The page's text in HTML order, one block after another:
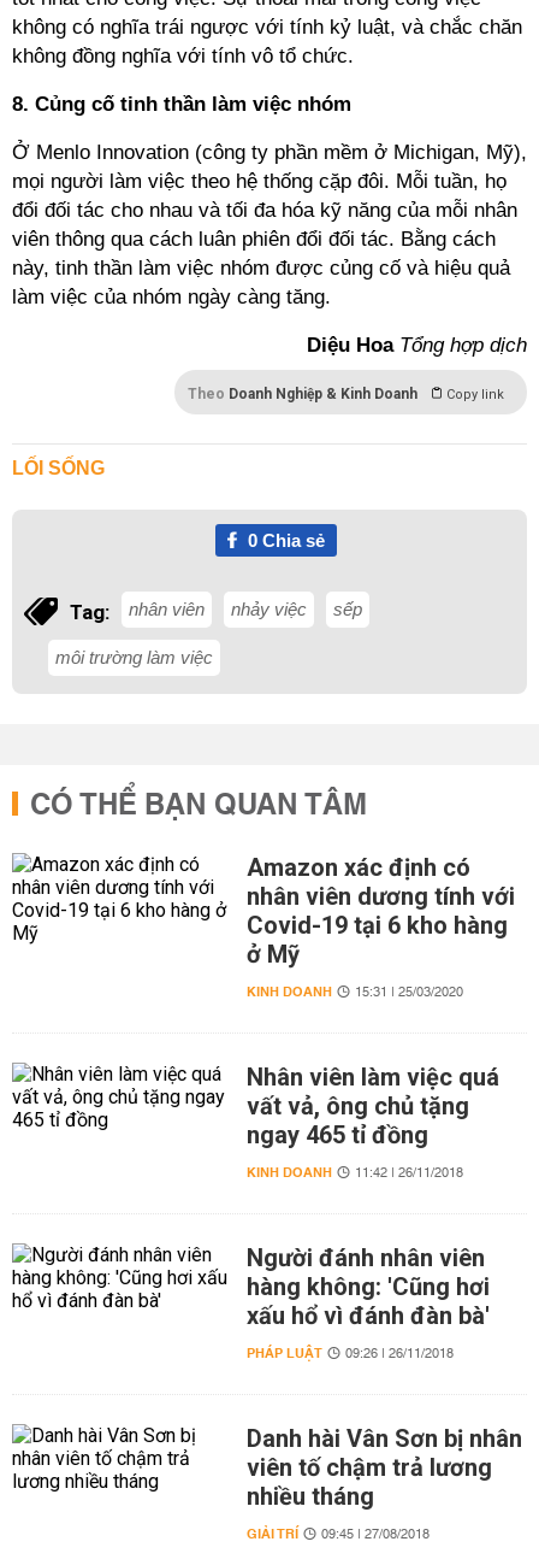
không có nghĩa trái ngược với tính kỷ luật, và chắc chăn
không đồng nghĩa với tính vô tổ chức.
8. Củng cố tinh thần làm việc nhóm
Ở Menlo Innovation (công ty phần mềm ở Michigan, Mỹ),
mọi người làm việc theo hệ thống cặp đôi. Mỗi tuần, họ
đổi đối tác cho nhau và tối đa hóa kỹ năng của mỗi nhân
viên thông qua cách luân phiên đổi đối tác. Bằng cách
này, tinh thần làm việc nhóm được củng cố và hiệu quả
làm việc của nhóm ngày càng tăng.
Diệu Hoa Tổng hợp dịch
Theo Doanh Nghiệp & Kinh Doanh Copy link
LỐI SỐNG
0Chia sẻ
Tag: nhân viên nhảy việc sếp
môi trường làm việc
CÓ THỂ BẠN QUAN TÂM
Amazon xác định có
nhân viên dương tính với
Covid-19 tại 6 kho hàng
ở Mỹ
KINH DOANH 15:31 | 25/03/2020
Nhân viên làm việc quá
vất vả, ông chủ tặng
ngay 465 tỉ đồng
KINH DOANH 11:42 | 26/11/2018
Người đánh nhân viên
hàng không: 'Cũng hơi
xấu hổ vì đánh đàn bà'
PHÁP LUẬT 09:26 | 26/11/2018
Danh hài Vân Sơn bị nhân
viên tố chậm trả lương
nhiều tháng
GIẢI TRÍ 09:45 | 27/08/2018